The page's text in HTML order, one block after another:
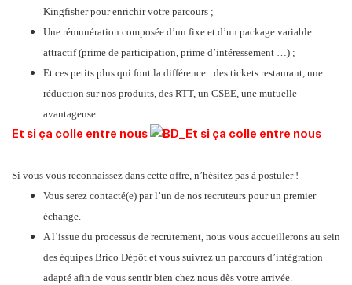
Kingfisher pour enrichir votre parcours ;
Une rémunération composée d’un fixe et d’un package variable
attractif (prime de participation, prime d’intéressement …) ;
Et ces petits plus qui font la différence : des tickets restaurant, une
réduction sur nos produits, des RTT, un CSEE, une mutuelle
avantageuse …
Et si ça colle entre nous
Si vous vous reconnaissez dans cette offre, n’hésitez pas à postuler !
Vous serez contacté(e) par l’un de nos recruteurs pour un premier
échange.
A l’issue du processus de recrutement, nous vous accueillerons au sein
des équipes Brico Dépôt et vous suivrez un parcours d’intégration
adapté afin de vous sentir bien chez nous dès votre arrivée.